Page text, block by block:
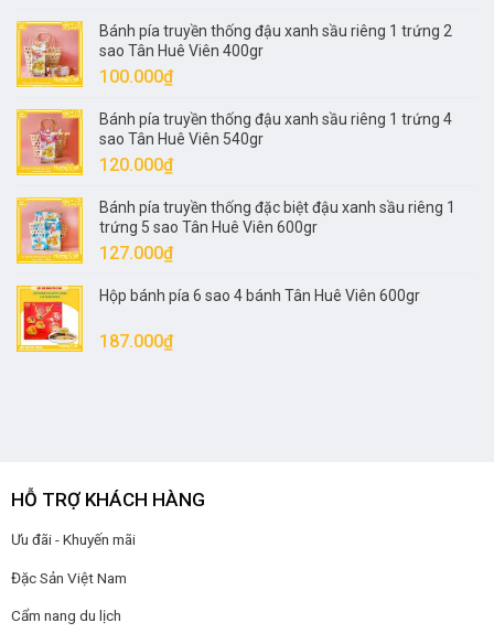
là:
90.000₫.
tại
là:
Bánh pía truyền thống đậu xanh sầu riêng 1 trứng 2
sao Tân Huê Viên 400gr
100.000₫
Bánh pía truyền thống đậu xanh sầu riêng 1 trứng 4
sao Tân Huê Viên 540gr
120.000₫
Bánh pía truyền thống đặc biệt đậu xanh sầu riêng 1
trứng 5 sao Tân Huê Viên 600gr
127.000₫
Hộp bánh pía 6 sao 4 bánh Tân Huê Viên 600gr
187.000₫
HỖ TRỢ KHÁCH HÀNG
Ưu đãi - Khuyến mãi
Đặc Sản Việt Nam
Cẩm nang du lịch